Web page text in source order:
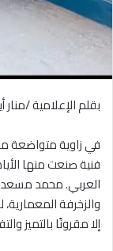
بقلم الإعلامية /
في زاوية متواضعة
فنية صنعت منها
العربي. محمد مسعد
والزخرفة
إلا مقرونًا بالتميز